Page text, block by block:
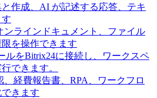
作成、AI が記述する応答、テキ
ンラインドキュメント、ファイル
を操作できます
ルをBitrix24に接続し、ワークスペ
できます。
、経費報告書、RPA、ワークフロ
きます